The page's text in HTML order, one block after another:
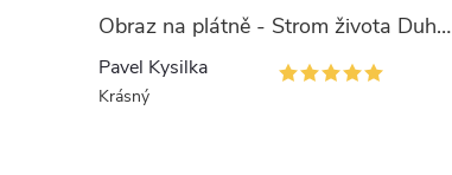
Obraz na plátně - Strom života Duhová esence
Pavel Kysilka
Krásný